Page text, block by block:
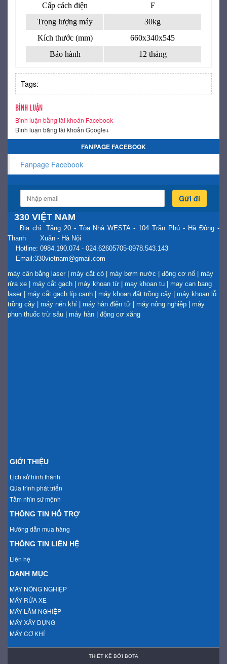
Cấp cách điện
F
Trọng lượng máy
30kg
Kích thước (mm)
660x340x545
Bảo hành
12 tháng
Tags:
BÌNH LUẬN
Bình luận bằng tài khoản Facebook
Bình luận bằng tài khoản Google+
FANPAGE FACEBOOK
Fanpage Facebook
Gửi đi
330 VIỆT NAM
Địa chỉ: Tầng 20 - Tòa Nhà WESTA - 104 Trần Phú - Hà Đông -
Thanh Xuân - Hà Nội
Hotline: 0984.190.074 - 024.62605705-0978.543.143
Email:330vietnam@gmail.com
máy cân bằng laser | máy cắt cỏ | máy bơm nước | động cơ nổ | máy
rửa xe | máy cắt gạch | máy khoan từ | may khoan tu | may can bang
laser | máy cắt gạch líp cạnh | máy khoan đất trồng cây | máy khoan lỗ
trồng cây | máy nén khí | máy hàn điện tử | máy nông nghiệp | máy
phun thuốc trừ sâu | máy hàn | động cơ xăng
GIỚI THIỆU
Lịch sử hình thành
Qúa trình phát triển
Tầm nhìn sứ mệnh
THÔNG TIN HỖ TRỢ
Hướng dẫn mua hàng
THÔNG TIN LIÊN HỆ
Liên hệ
DANH MỤC
MÁY NÔNG NGHIỆP
MÁY RỬA XE
MÁY LÂM NGHIỆP
MÁY XÂY DỰNG
MÁY CƠ KHÍ
THIẾT KẾ BỞI BOTA